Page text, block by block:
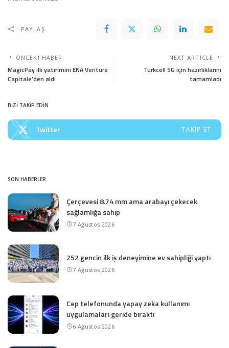
PAYLAŞ
ÖNCEKI HABER
MagicPay ilk yatırımını ENA Venture
Capitale’den aldı
NEXT ARTICLE
Turkcell 5G için hazırlıklarını
tamamladı
BİZİ TAKİP EDİN
Twitter TAKIP ET
SON HABERLER
Çerçevesi 8.74 mm ama arabayı çekecek
sağlamlığa sahip
7 Ağustos 2026
252 gencin ilk iş deneyimine ev sahipliği yaptı
7 Ağustos 2026
Cep telefonunda yapay zeka kullanımı
uygulamaları geride bıraktı
6 Ağustos 2026